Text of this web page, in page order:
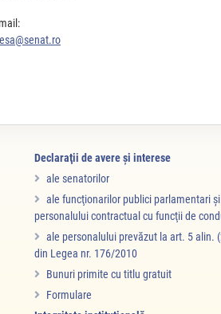
Declaraţii de avere şi interese
ale senatorilor
ale funcţionarilor publici parlamentari
personalului contractual cu funcţii de
ale personalului prevăzut la art. 5 alin.
din Legea nr. 176/2010
Bunuri primite cu titlu gratuit
Formulare